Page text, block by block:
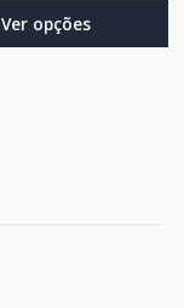
Ver opções